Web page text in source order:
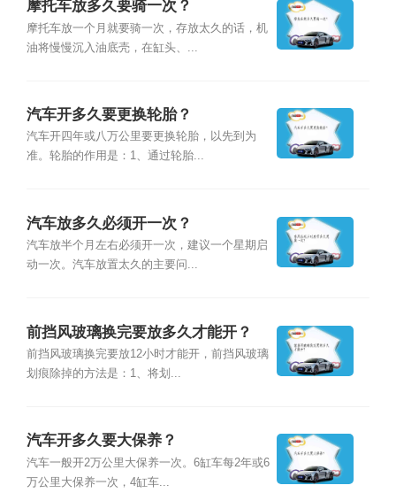
摩托车放多久要骑一次？
摩托车放一个月就要骑一次，存放太久的话，机
油将慢慢沉入油底壳，在缸头、...
汽车开多久要更换轮胎？
汽车开四年或八万公里要更换轮胎，以先到为
准。轮胎的作用是：1、通过轮胎...
汽车放多久必须开一次？
汽车放半个月左右必须开一次，建议一个星期启
动一次。汽车放置太久的主要问...
前挡风玻璃换完要放多久才能开？
前挡风玻璃换完要放12小时才能开，前挡风玻璃
划痕除掉的方法是：1、将划...
汽车开多久要大保养？
汽车一般开2万公里大保养一次。6缸车每2年或6
万公里大保养一次，4缸车...